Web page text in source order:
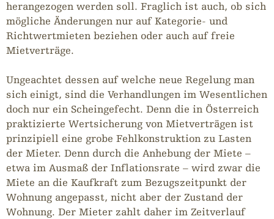
herangezogen werden soll. Fraglich ist auch, ob sich
mögliche Änderungen nur auf Kategorie- und
Richtwertmieten beziehen oder auch auf freie
Mietverträge.
Ungeachtet dessen auf welche neue Regelung man
sich einigt, sind die Verhandlungen im Wesentlichen
doch nur ein Scheingefecht. Denn die in Österreich
praktizierte Wertsicherung von Mietverträgen ist
prinzipiell eine grobe Fehlkonstruktion zu Lasten
der Mieter. Denn durch die Anhebung der Miete –
etwa im Ausmaß der Inflationsrate – wird zwar die
Miete an die Kaufkraft zum Bezugszeitpunkt der
Wohnung angepasst, nicht aber der Zustand der
Wohnung. Der Mieter zahlt daher im Zeitverlauf